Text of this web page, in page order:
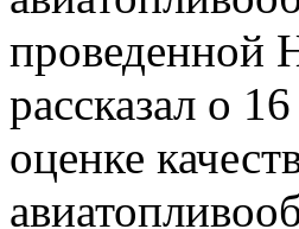
проведенной
рассказал о
оценке